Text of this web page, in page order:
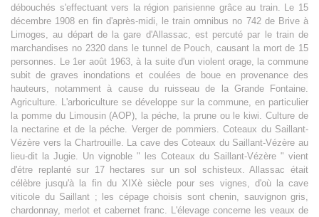
débouchés s'effectuant vers la région parisienne grâce au train. Le 15
décembre 1908 en fin d'après-midi, le train omnibus no 742 de Brive à
Limoges, au départ de la gare d'Allassac, est percuté par le train de
marchandises no 2320 dans le tunnel de Pouch, causant la mort de 15
personnes. Le 1er août 1963, à la suite d'un violent orage, la commune
subit de graves inondations et coulées de boue en provenance des
hauteurs, notamment à cause du ruisseau de la Grande Fontaine.
Agriculture. L'arboriculture se développe sur la commune, en particulier
la pomme du Limousin (AOP), la péche, la prune ou le kiwi. Culture de
la nectarine et de la péche. Verger de pommiers. Coteaux du Saillant-
Vézère vers la Chartrouille. La cave des Coteaux du Saillant-Vézère au
lieu-dit la Jugie. Un vignoble " les Coteaux du Saillant-Vézère " vient
d'étre replanté sur 17 hectares sur un sol schisteux. Allassac était
célèbre jusqu'à la fin du XIXè siècle pour ses vignes, d'où la cave
viticole du Saillant ; les cépage choisis sont chenin, sauvignon gris,
chardonnay, merlot et cabernet franc. L'élevage concerne les veaux de